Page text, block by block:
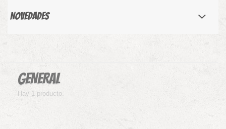
Novedades
GENERAL
Hay 1 producto.